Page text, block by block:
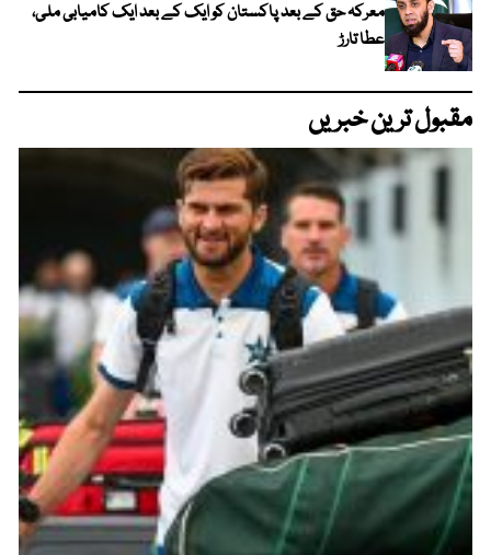
معرکہ حق کے بعد پاکستان کو ایک کے بعد ایک کامیابی ملی،
عطا تارڑ
مقبول ترین خبریں